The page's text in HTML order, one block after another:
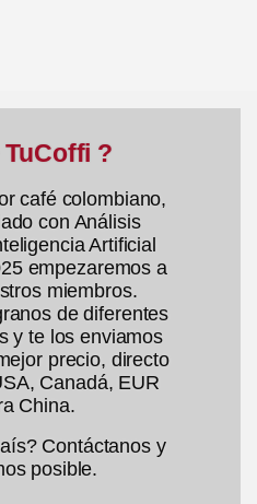
?
café colombiano,
con Análisis
Artificial
empezaremos a
miembros.
de diferentes
y te los enviamos
precio, directo
Canadá, EUR
China.
Contáctanos y
posible.